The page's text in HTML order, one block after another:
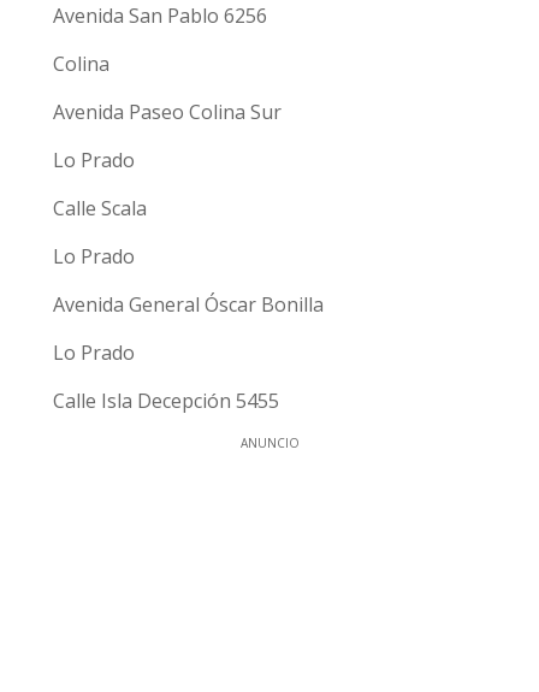
Avenida San Pablo 6256
Colina
Avenida Paseo Colina Sur
Lo Prado
Calle Scala
Lo Prado
Avenida General Óscar Bonilla
Lo Prado
Calle Isla Decepción 5455
ANUNCIO